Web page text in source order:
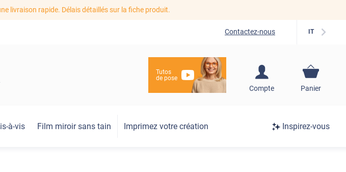
livraison rapide. Délais détaillés sur la fiche produit.
Contactez-nous IT
Tutos
de pose
Compte
S'inscrire / Se
Panier
à-vis Film miroir sans tain Imprimez votre création Inspirez-vous